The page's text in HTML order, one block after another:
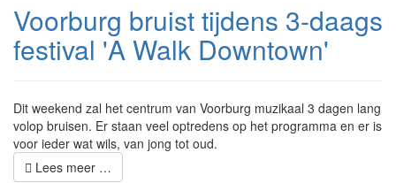
Voorburg bruist tijdens 3-daags
festival 'A Walk Downtown'
Dit weekend zal het centrum van Voorburg muzikaal 3 dagen lang
volop bruisen. Er staan veel optredens op het programma en er is
voor ieder wat wils, van jong tot oud.
Lees meer …